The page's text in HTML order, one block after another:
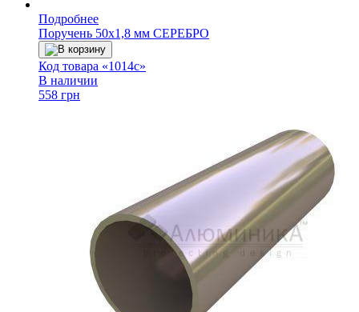
Подробнее
Поручень 50х1,8 мм СЕРЕБРО
В корзину
Код товара «1014с»
В наличии
558 грн